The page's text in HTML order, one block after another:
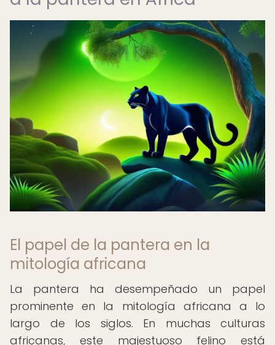
El papel de la pantera en la
mitología africana
La pantera ha desempeñado un papel
prominente en la mitología africana a lo
largo de los siglos. En muchas culturas
africanas, este majestuoso felino está